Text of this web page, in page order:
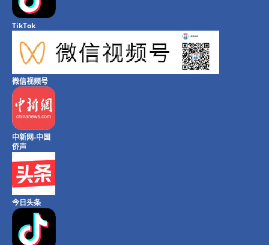
TikTok
微信视频号
中新网-中国
侨声
今日头条